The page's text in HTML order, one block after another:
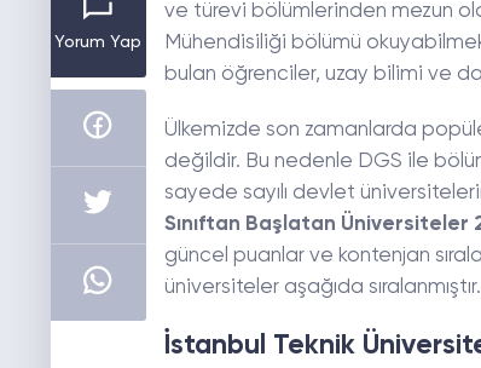
Yorum Yap
ve türevi bölümlerinden mezun
Mühendisiliği bölümü
bulan öğrenciler, uzay bilimi ve
Ülkemizde son zamanlarda
değildir. Bu nedenle DGS ile
sayede sayılı devlet
Sınıftan Başlatan Üniversiteler
güncel puanlar ve kontenjan
üniversiteler aşağıda
İstanbul Teknik